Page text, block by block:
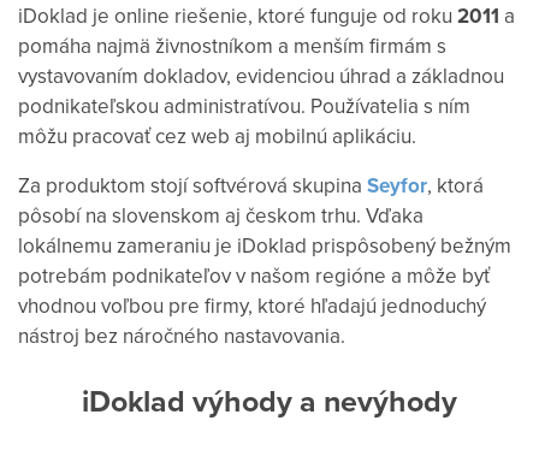
iDoklad je online riešenie, ktoré funguje od roku 2011 a
pomáha najmä živnostníkom a menším firmám s
vystavovaním dokladov, evidenciou úhrad a základnou
podnikateľskou administratívou. Používatelia s ním
môžu pracovať cez web aj mobilnú aplikáciu.
Za produktom stojí softvérová skupina Seyfor, ktorá
pôsobí na slovenskom aj českom trhu. Vďaka
lokálnemu zameraniu je iDoklad prispôsobený bežným
potrebám podnikateľov v našom regióne a môže byť
vhodnou voľbou pre firmy, ktoré hľadajú jednoduchý
nástroj bez náročného nastavovania.
iDoklad výhody a nevýhody